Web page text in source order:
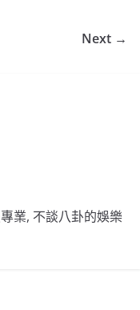
Next →
業, 不談八卦的娛樂